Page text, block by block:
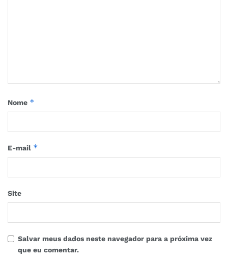
Nome *
E-mail *
Site
Salvar meus dados neste navegador para a próxima vez
que eu comentar.